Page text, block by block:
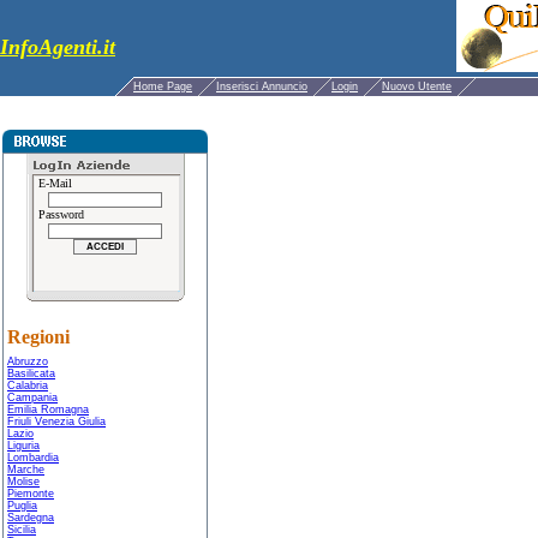
InfoAgenti.it
Home Page Inserisci Annuncio Login
Nuovo Utente
E-Mail
Password
Regioni
Abruzzo
Basilicata
Calabria
Campania
Emilia Romagna
Friuli Venezia Giulia
Lazio
Liguria
Lombardia
Marche
Molise
Piemonte
Puglia
Sardegna
Sicilia